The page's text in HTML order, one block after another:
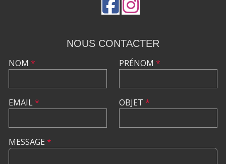
NOUS CONTACTER
NOM *
EMAIL*
PRÉNOM *
OBJET *
MESSAGE *